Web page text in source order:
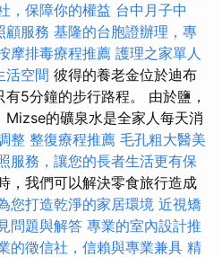
，保障你的權益 台中月子中
顧服務 基隆的台胞證辦理，專
摩排毒療程推薦 護理之家單人
活空間 彼得的養老金位於迪布
5分鐘的步行路程。 由於鹽，
的礦泉水是全家人每天消
整 整復療程推薦 毛孔粗大醫美
服務，讓您的長者生活更有保
，我們可以解決零食旅行造成
您打造乾淨的家居環境 近視矯
問題與解答 專業的室內設計推
的徵信社，信賴與專業兼具 精